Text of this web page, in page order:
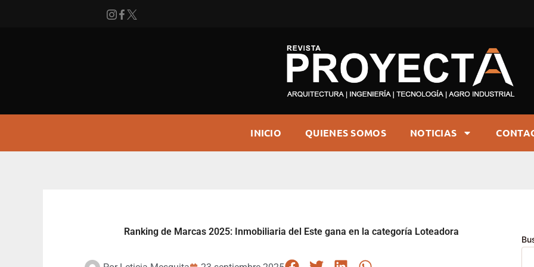
INICIO QUIENES SOMOS NOTICIAS
Ranking de Marcas 2025: Inmobiliaria del Este gana en la categoría Loteadora